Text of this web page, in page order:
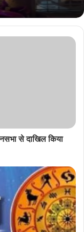
से दाखिल किया